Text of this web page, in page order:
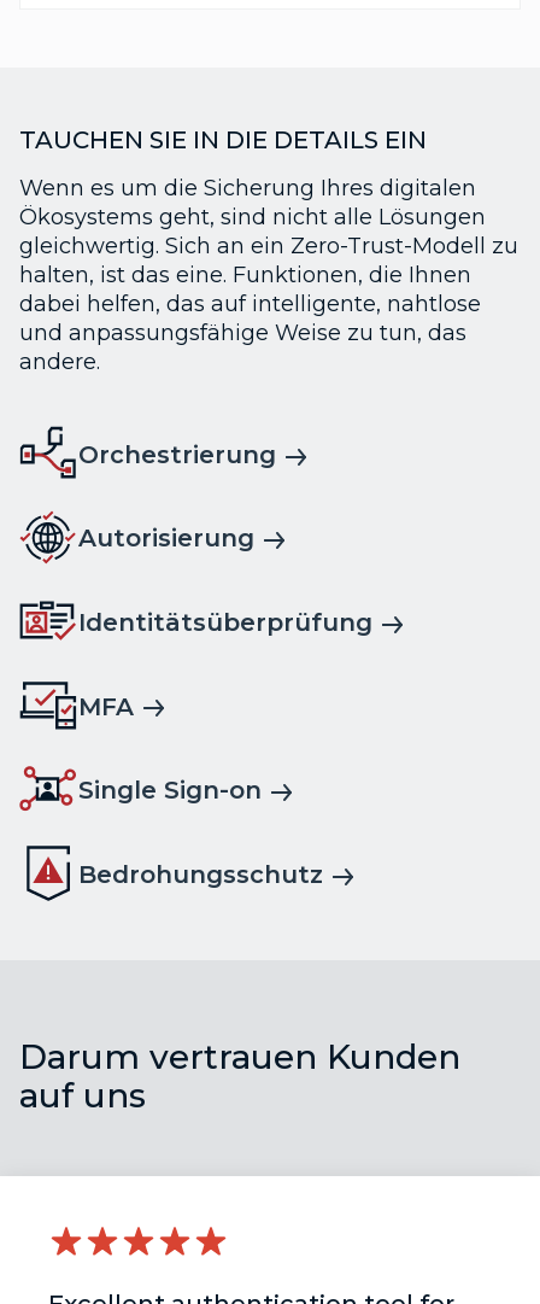
TAUCHEN SIE IN DIE DETAILS EIN
Wenn es um die Sicherung Ihres digitalen
Ökosystems geht, sind nicht alle Lösungen
gleichwertig. Sich an ein Zero-Trust-Modell zu
halten, ist das eine. Funktionen, die Ihnen
dabei helfen, das auf intelligente, nahtlose
und anpassungsfähige Weise zu tun, das
andere.
Orchestrierung
Autorisierung
Identitätsüberprüfung
MFA
Single Sign-on
Bedrohungsschutz
Darum vertrauen Kunden
auf uns